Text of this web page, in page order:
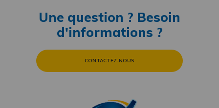
Une question ? Besoin
d'informations ?
CONTACTEZ-NOUS